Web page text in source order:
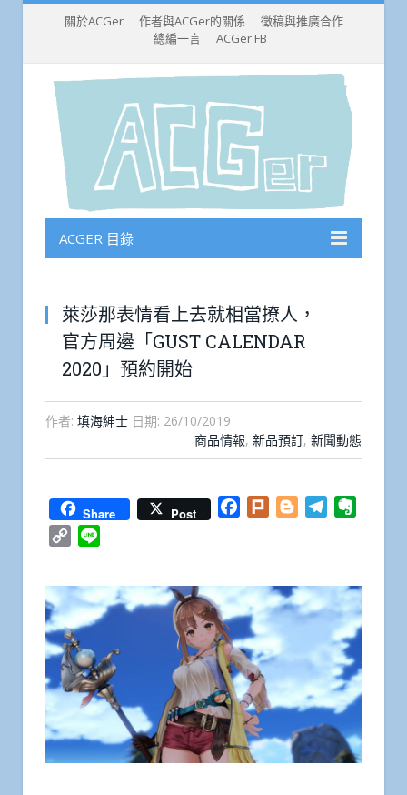
關於ACGer 作者與ACGer的關係
徵稿與推廣合作
總編一言
ACGer FB
ACGER 目錄
萊莎那表情看上去就相當撩人，
官方周邊「GUST CALENDAR
2020」預約開始
作者: 填海紳士 日期: 26/10/2019
商品情報, 新品預訂, 新聞動態
Share Post Facebook
Plurk BloggerTelegram
Copy